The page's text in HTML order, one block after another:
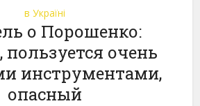
в Україні
о Порошенко:
очень
инструментами,
опасный